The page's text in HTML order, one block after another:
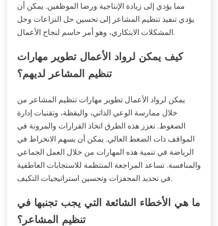
مما يؤدي إلى زيادة الإنتاجية ورضا الموظفين. يمكن أن
يؤدي تنفيذ تنظيم المشاعر إلى تحسين حل النزاعات وحل
المشكلات الابتكاري، وهو أمر حاسم لنجاح الأعمال.
كيف يمكن لرواد الأعمال تطوير مهارات
تنظيم المشاعر لديهم؟
يمكن لرواد الأعمال تطوير مهارات تنظيم المشاعر من
خلال ممارسة الوعي الذاتي، واليقظة، وتقنيات إدارة
الضغوط. تعزز هذه الطرق اتخاذ القرارات والمرونة في
المواقف ذات الضغط العالي. يمكن أن يسهم الانخراط في
الرياضة في تنمية هذه المهارات من خلال العمل الجماعي
والمنافسة. تساعد المراجعة المنتظمة للاستجابات العاطفية
في تحديد المحفزات وتحسين استراتيجيات التكيف.
ما هي الأخطاء الشائعة التي يجب تجنبها في
تنظيم المشاعر؟